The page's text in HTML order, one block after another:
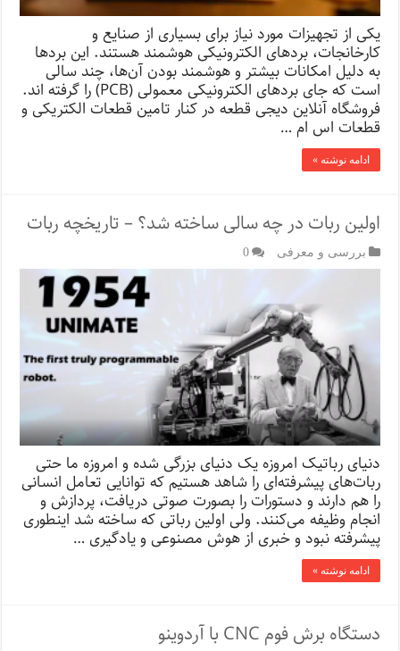
یکی از تجهیزات مورد نیاز برای بسیاری از صنایع و
کارخانجات، بردهای الکترونیکی هوشمند هستند. این بردها
به دلیل امکانات بیشتر و هوشمند بودن آن‌ها، چند سالی
است که جای بردهای الکترونیکی معمولی (PCB) را گرفته ‌اند.
فروشگاه آنلاین دیجی قطعه در کنار تامین قطعات الکتریکی و
قطعات اس ام …
ادامه نوشته »
اولین ربات در چه سالی ساخته شد؟ – تاریخچه ربات
بررسی و معرفی 0
دنیای رباتیک امروزه یک دنیای بزرگی شده و امروز‌ه‌ ما حتی
ربات‌های پیشرفته‌ای را شاهد هستیم که توانایی تعامل انسانی
را هم دارند و دستورات را بصورت صوتی دریافت، پردازش و
انجام وظیفه‌ می‌کنند. ولی اولین رباتی که ساخته شد اینطوری
پیشرفته نبود و خبری از هوش مصنوعی و یادگیری …
ادامه نوشته »
دستگاه برش فوم CNC با آردوینو